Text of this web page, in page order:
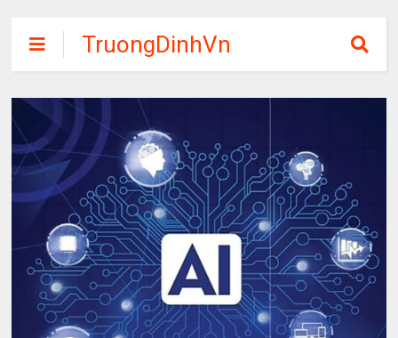
TruongDinhVn
Chia sẽ ebook,
các khóa học,
phần mềm học
tập miễn phí